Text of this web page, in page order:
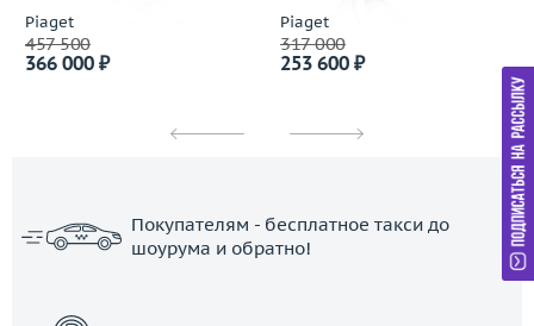
Piaget
457 500
366 000 ₽
Piaget
317 000
253 600 ₽
Покупателям - бесплатное такси до
шоурума и обратно!